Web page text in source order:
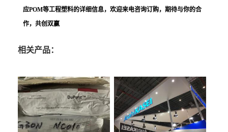
应POM等工程塑料的详细信息，欢迎来电咨询订购，期待与你的合
作，共创双赢
相关产品：